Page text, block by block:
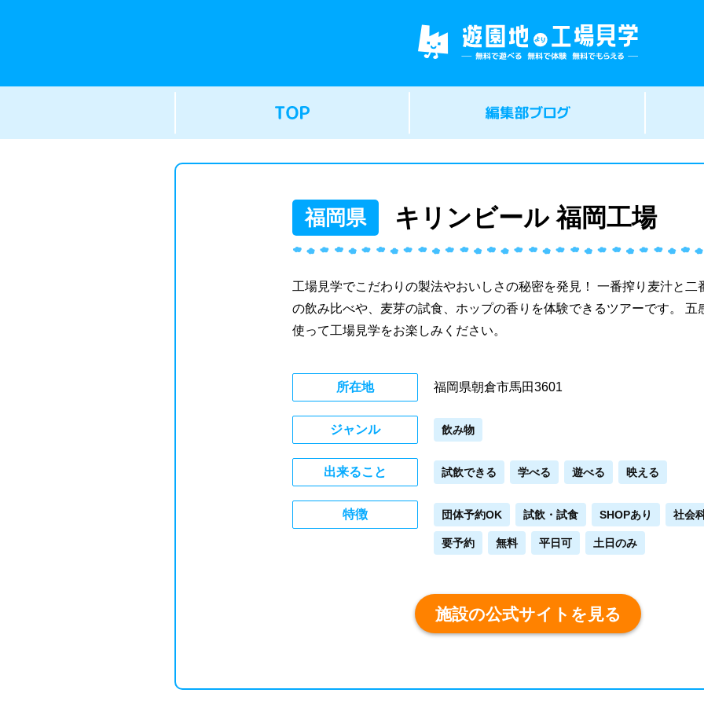
福岡県 キリンビール 福岡工場
工場見学でこだわりの製法やおいしさの秘密を発見！ 一番搾り麦汁と二
の飲み比べや、麦芽の試食、ホップの香りを体験できるツアーです。 五
使って工場見学をお楽しみください。
所在地 福岡県朝倉市馬田3601
ジャンル 飲み物
出来ること 試飲できる 学べる 遊べる 映える
特徴 団体予約OK 試飲・試食 SHOPあり 社会
要予約 無料 平日可 土日のみ
施設の公式サイトを見る